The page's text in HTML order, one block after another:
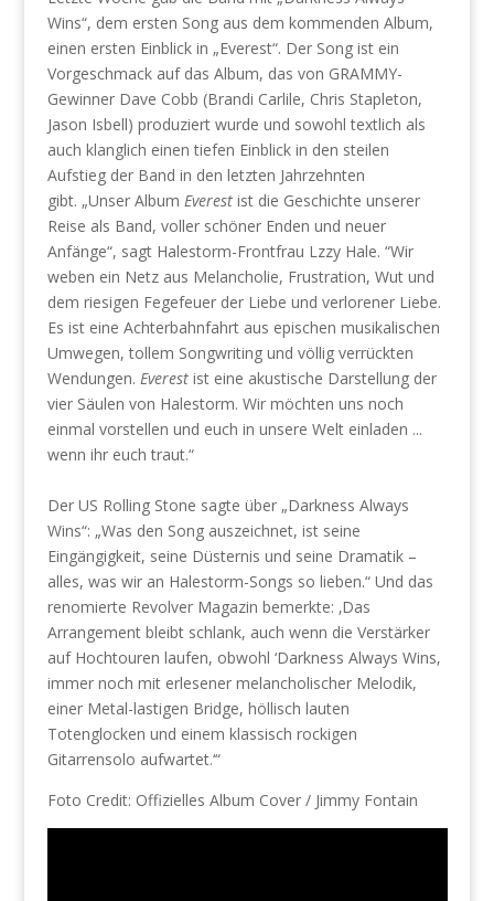
Wins“, dem ersten Song aus dem kommenden Album,
einen ersten Einblick in „Everest“. Der Song ist ein
Vorgeschmack auf das Album, das von GRAMMY-
Gewinner Dave Cobb (Brandi Carlile, Chris Stapleton,
Jason Isbell) produziert wurde und sowohl textlich als
auch klanglich einen tiefen Einblick in den steilen
Aufstieg der Band in den letzten Jahrzehnten
gibt. „Unser Album Everestist die Geschichte unserer
Reise als Band, voller schöner Enden und neuer
Anfänge“, sagt Halestorm-Frontfrau Lzzy Hale. “Wir
weben ein Netz aus Melancholie, Frustration, Wut und
dem riesigen Fegefeuer der Liebe und verlorener Liebe.
Es ist eine Achterbahnfahrt aus epischen musikalischen
Umwegen, tollem Songwriting und völlig verrückten
Wendungen. Everestist eine akustische Darstellung der
vier Säulen von Halestorm. Wir möchten uns noch
einmal vorstellen und euch in unsere Welt einladen ...
wenn ihr euch traut.“
Der US Rolling Stone sagte über „Darkness Always
Wins“: „Was den Song auszeichnet, ist seine
Eingängigkeit, seine Düsternis und seine Dramatik –
alles, was wir an Halestorm-Songs so lieben.“ Und das
renomierte Revolver Magazin bemerkte: ‚Das
Arrangement bleibt schlank, auch wenn die Verstärker
auf Hochtouren laufen, obwohl ‘Darkness Always Wins‚
immer noch mit erlesener melancholischer Melodik,
einer Metal-lastigen Bridge, höllisch lauten
Totenglocken und einem klassisch rockigen
Gitarrensolo aufwartet.‘“
Foto Credit: Offizielles Album Cover / Jimmy Fontain